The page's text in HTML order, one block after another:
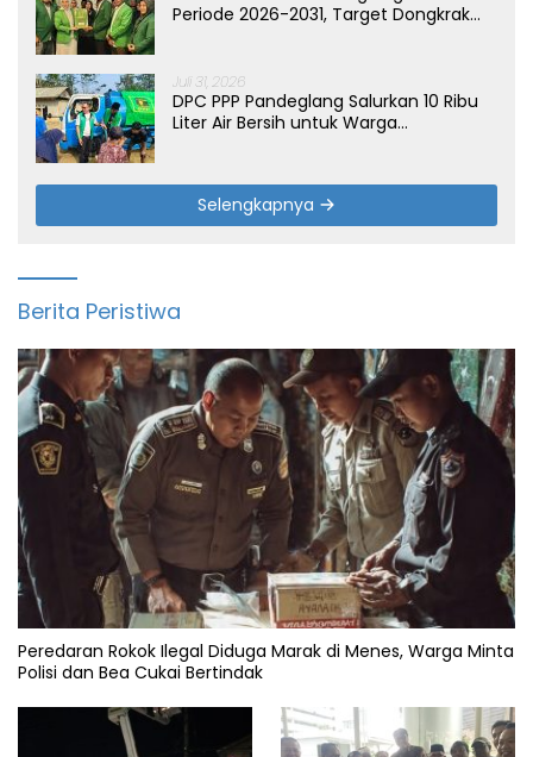
Periode 2026-2031, Target Dongkrak
Juli 31, 2026
DPC PPP Pandeglang Salurkan 10 Ribu
Liter Air Bersih untuk Warga
Selengkapnya
Berita Peristiwa
Peredaran Rokok Ilegal Diduga Marak di Menes, Warga Minta
Polisi dan Bea Cukai Bertindak